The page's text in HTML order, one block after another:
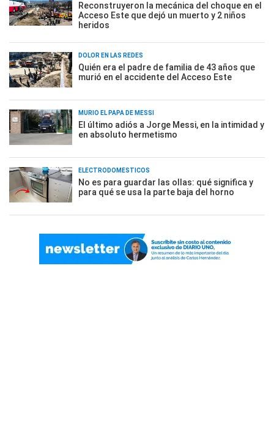
Reconstruyeron la mecánica del choque en el
Acceso Este que dejó un muerto y 2 niños
heridos
DOLOR EN LAS REDES
Quién era el padre de familia de 43 años que
murió en el accidente del Acceso Este
MURIÓ EL PAPÁ DE MESSI
El último adiós a Jorge Messi, en la intimidad y
en absoluto hermetismo
ELECTRODOMÉSTICOS
No es para guardar las ollas: qué significa y
para qué se usa la parte baja del horno